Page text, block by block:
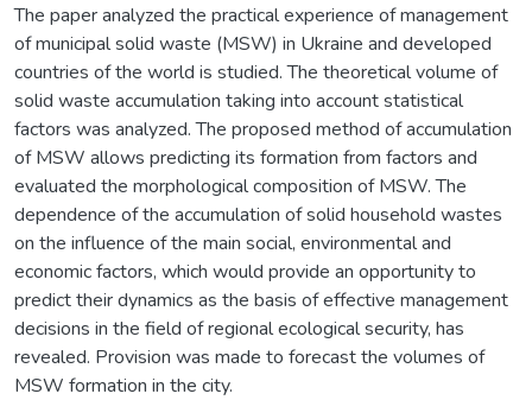
The paper analyzed the practical experience of management
of municipal solid waste (MSW) in Ukraine and developed
countries of the world is studied. The theoretical volume of
solid waste accumulation taking into account statistical
factors was analyzed. The proposed method of accumulation
of MSW allows predicting its formation from factors and
evaluated the morphological composition of MSW. The
dependence of the accumulation of solid household wastes
on the influence of the main social, environmental and
economic factors, which would provide an opportunity to
predict their dynamics as the basis of effective management
decisions in the field of regional ecological security, has
revealed. Provision was made to forecast the volumes of
MSW formation in the city.